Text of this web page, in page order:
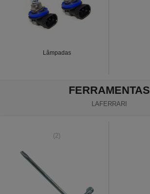
Lâmpadas
FERRAMENTAS
LAFERRARI
(2)